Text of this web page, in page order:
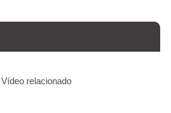
Vídeo relacionado